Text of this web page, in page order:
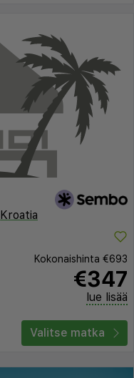
Kroatia
Kokonaishinta €693
€347
lue lisää
Valitse matka